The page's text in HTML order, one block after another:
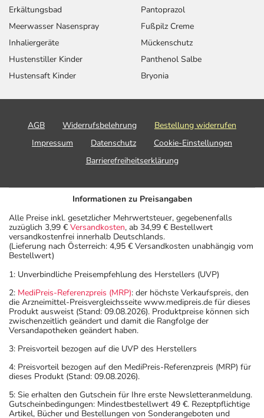
Erkältungsbad
Meerwasser Nasenspray
Inhaliergeräte
Hustenstiller Kinder
Hustensaft Kinder
Pantoprazol
Fußpilz Creme
Mückenschutz
Panthenol Salbe
Bryonia
AGB Widerrufsbelehrung
Bestellung widerrufen
Impressum
Datenschutz
Cookie-Einstellungen
Barrierefreiheitserklärung
Informationen zu Preisangaben
Alle Preise inkl. gesetzlicher Mehrwertsteuer, gegebenenfalls
zuzüglich 3,99 € Versandkosten, ab 34,99 € Bestellwert
versandkostenfrei innerhalb Deutschlands.
(Lieferung nach Österreich: 4,95 € Versandkosten unabhängig vom
Bestellwert)
1: Unverbindliche Preisempfehlung des Herstellers (UVP)
2: MediPreis-Referenzpreis (MRP): der höchste Verkaufspreis, den
die Arzneimittel-Preisvergleichsseite www.medipreis.de für dieses
Produkt ausweist (Stand: 09.08.2026). Produktpreise können sich
zwischenzeitlich geändert und damit die Rangfolge der
Versandapotheken geändert haben.
3: Preisvorteil bezogen auf die UVP des Herstellers
4: Preisvorteil bezogen auf den MediPreis-Referenzpreis (MRP) für
dieses Produkt (Stand: 09.08.2026).
5: Sie erhalten den Gutschein für Ihre erste Newsletteranmeldung.
Gutscheinbedingungen: Mindestbestellwert 49 €. Rezeptpflichtige
Artikel, Bücher und Bestellungen von Sonderangeboten und